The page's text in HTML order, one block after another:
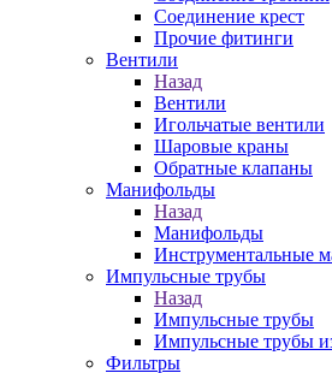
Соединение крест
Прочие фитинги
Вентили
Назад
Вентили
Игольчатые вентили
Шаровые краны
Обратные клапаны
Манифольды
Назад
Манифольды
Инструментальные
Импульсные трубы
Назад
Импульсные трубы
Импульсные трубы
Фильтры